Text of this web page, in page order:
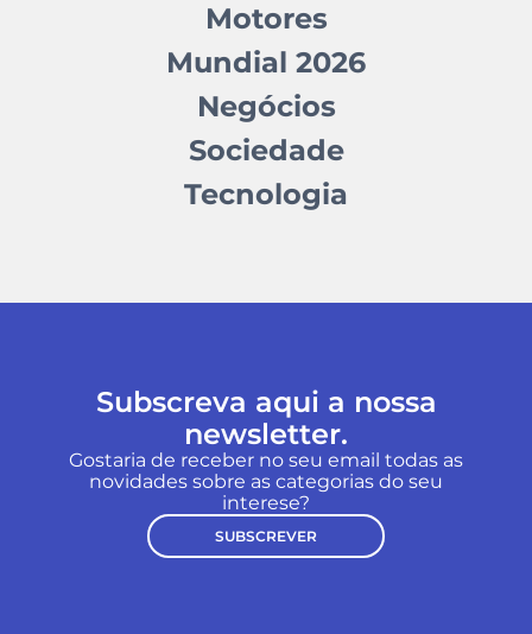
Motores
Mundial 2026
Negócios
Sociedade
Tecnologia
Subscreva aqui a nossa
newsletter.
Gostaria de receber no seu email todas as
novidades sobre as categorias do seu
interese?
SUBSCREVER